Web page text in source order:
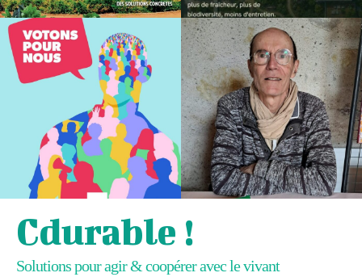
Cdurable !
Solutions pour agir & coopérer avec le vivant